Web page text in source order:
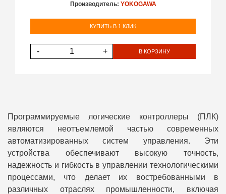
Производитель: YOKOGAWA
КУПИТЬ В 1 КЛИК
- + В КОРЗИНУ
Программируемые логические контроллеры (ПЛК)
являются неотъемлемой частью современных
автоматизированных систем управления. Эти
устройства обеспечивают высокую точность,
надежность и гибкость в управлении технологическими
процессами, что делает их востребованными в
различных отраслях промышленности, включая